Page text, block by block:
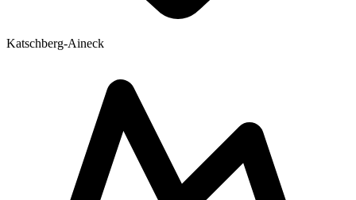
Katschberg-Aineck